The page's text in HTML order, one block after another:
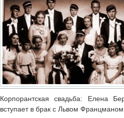
Корпорантская свадьба: Елена
вступает в брак с Львом Францманом